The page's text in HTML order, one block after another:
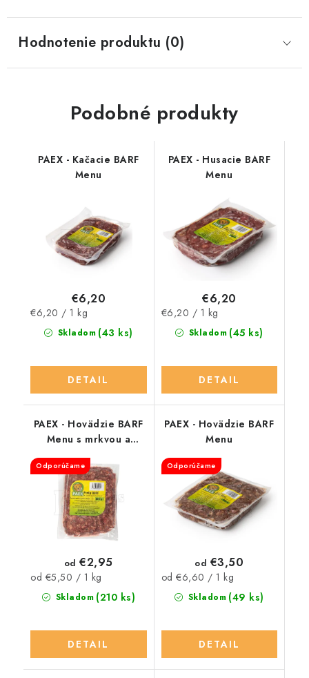
Hodnotenie produktu (0)
Podobné produkty
PAEX - Kačacie BARF
Menu
Skladom (43 ks)
€6,20
Jednotková
cena:
€6,20 / 1 kg
DETAIL
PAEX - Husacie BARF
Menu
Skladom (45 ks)
€6,20
Jednotková
cena:
€6,20 / 1 kg
DETAIL
PAEX - Hovädzie BARF
Menu s mrkvou a
Odporúčame
Skladom (210 ks)
od €2,95
Jednotková
cena:
od €5,50 / 1 kg
DETAIL
PAEX - Hovädzie BARF
Menu
Odporúčame
Skladom (49 ks)
od €3,50
Jednotková
cena:
od €6,60 / 1 kg
DETAIL